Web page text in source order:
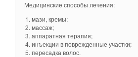
Медицинские способы лечения:
мази, кремы;
массаж;
аппаратная терапия;
инъекции в поврежденные участки;
пересадка волос.